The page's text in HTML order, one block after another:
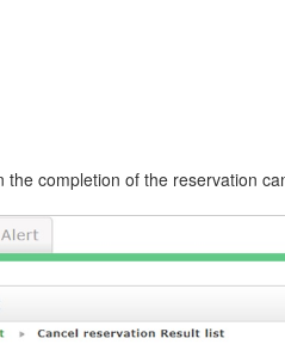
completion of the reservation